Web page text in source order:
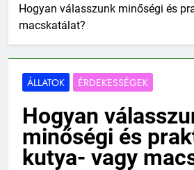
Hogyan válasszunk minőségi és
macskatálat?
ÁLLATOK ÉRDEKESSÉGEK
Hogyan
minőségi és
kutya- vagy